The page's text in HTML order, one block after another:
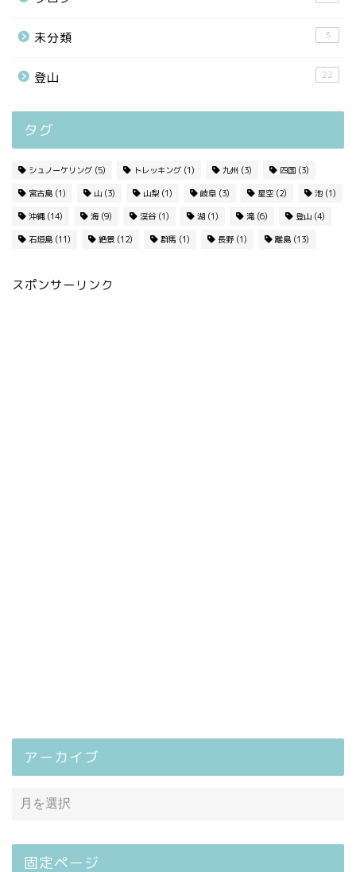
未分類 3
登山 22
タグ
シュノーケリング (5) トレッキング (1) 九州 (3) 四国 (3)
宮古島 (1) 山 (3) 山梨 (1) 岐阜 (3) 星空 (2) 池 (1)
沖縄(14) 海 (9) 渓谷 (1) 湖 (1) 滝 (6) 登山 (4)
石垣島 (11) 絶景 (12) 群馬 (1) 長野 (1) 離島 (13)
スポンサーリンク
アーカイブ
固定ページ